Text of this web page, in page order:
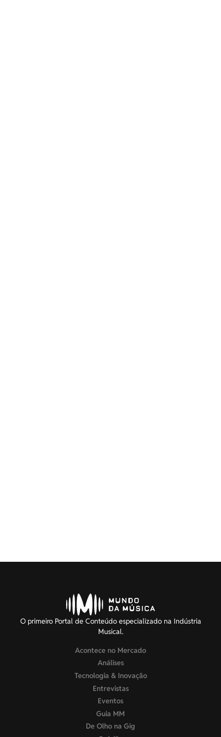
O primeiro Portal de Conteúdo especializado na Indústria
Musical.
Acontece no Mercado
Análises
Tecnologia & Inovação
Entrevistas
Eventos
Guia MM
De Olho na Gig